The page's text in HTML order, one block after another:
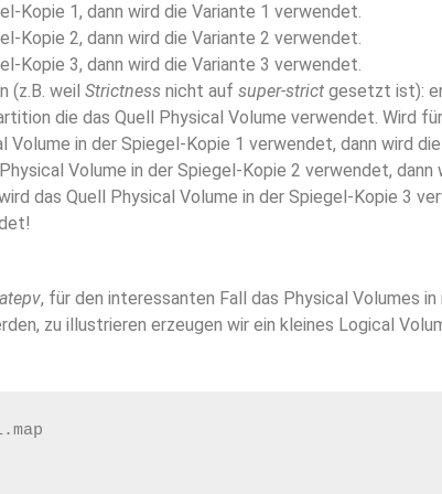
Kopie 1, dann wird die Variante 1 verwendet.
Kopie 2, dann wird die Variante 2 verwendet.
Kopie 3, dann wird die Variante 3 verwendet.
(z.B. weil Strictness nicht auf super-strict gesetzt ist):
die das Quell Physical Volume verwendet. Wird
Volume in der Spiegel-Kopie 1 verwendet, dann wird
Volume in der Spiegel-Kopie 2 verwendet, dann
das Quell Physical Volume in der Spiegel-Kopie 3
, für den interessanten Fall das Physical Volumes in
zu illustrieren erzeugen wir ein kleines Logical